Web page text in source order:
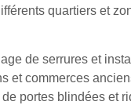
quartiers et
de serrures et
et commerces
portes blindées et